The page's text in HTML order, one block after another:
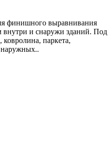
финишного выравнивания
внутри и снаружи зданий. Под
паркета,